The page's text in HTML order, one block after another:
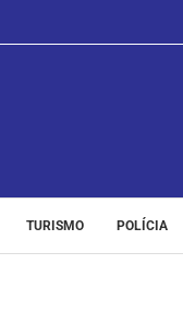
TURISMO POLÍCIA